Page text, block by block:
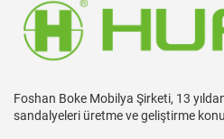
Foshan Boke Mobilya Şirketi, 13
sandalyeleri üretme ve geliştirme